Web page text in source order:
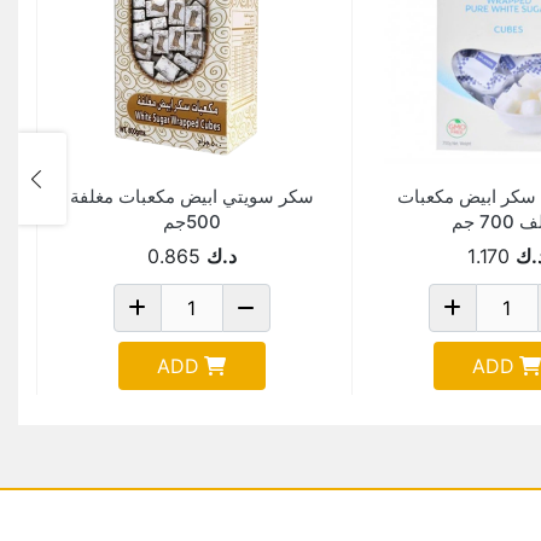
سكر ابيض مكعبات
جم
1.170
ADD
سكر سويتي ابيض مكعبات مغلفة
500جم
د.ك 0.865
ADD